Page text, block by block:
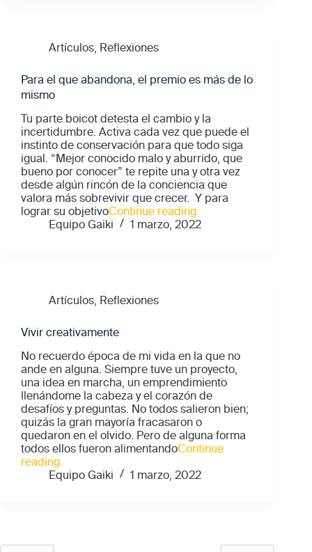
Artículos, Reflexiones
Para el que abandona, el premio es más de lo
mismo
Tu parte boicot detesta el cambio y la
incertidumbre. Activa cada vez que puede el
instinto de conservación para que todo siga
igual. “Mejor conocido malo y aburrido, que
bueno por conocer” te repite una y otra vez
desde algún rincón de la conciencia que
valora más sobrevivir que crecer. Y para
lograr su objetivoContinue reading"Para
el
Equipo Gaiki 1 marzo, 2022
Artículos, Reflexiones
Vivir creativamente
No recuerdo época de mi vida en la que no
ande en alguna. Siempre tuve un proyecto,
una idea en marcha, un emprendimiento
llenándome la cabeza y el corazón de
desafíos y preguntas. No todos salieron bien;
quizás la gran mayoría fracasaron o
quedaron en el olvido. Pero de alguna forma
todos ellos fueron alimentandoContinue
reading"Vivir
creativamente"
Equipo Gaiki 1 marzo, 2022